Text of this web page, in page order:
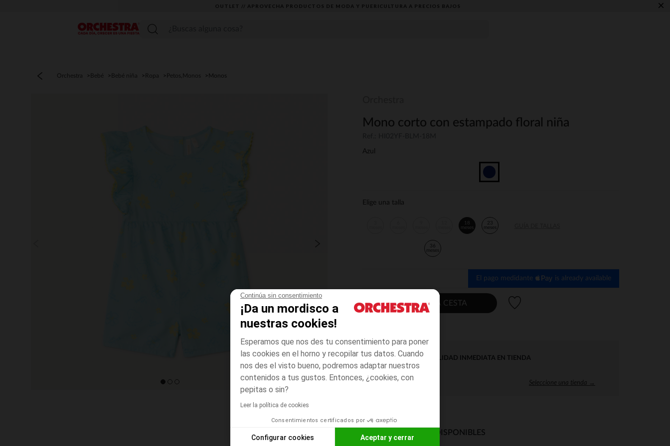
Continúa sin consentimiento
¡Da un mordisco a
nuestras cookies!
Esperamos que nos des tu consentimiento para poner
las cookies en el horno y recopilar tus datos. Cuando
nos des el visto bueno, podremos adaptar nuestros
contenidos a tus gustos. Entonces, ¿cookies, con
pepitas o sin?
Leer la política de cookies
Consentimientos certificados por
Configurar cookies Aceptar y cerrar
OUTLET // APROVECHA PRODUCTOS DE MODA Y PUERICULTURA A PRECIOS BAJOS ×
Menú
Orchestra Bebé Bebé niña Ropa Petos,Monos Monos
Mono corto con estampado floral niña
Azul
Elige una talla
18
meses
23
meses
36
meses
El pago medidante is already available
AÑADIR A LA CESTA
DISPONIBILIDAD INMEDIATA EN TIENDA
Seleccione una tienda →
MODOS DE ENVÍO DISPONIBLES